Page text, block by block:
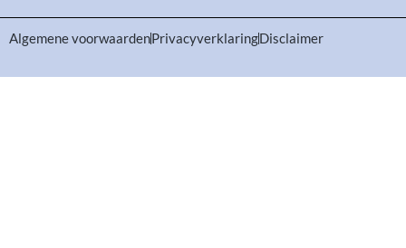
Algemene voorwaardenPrivacyverklaringDisclaimer